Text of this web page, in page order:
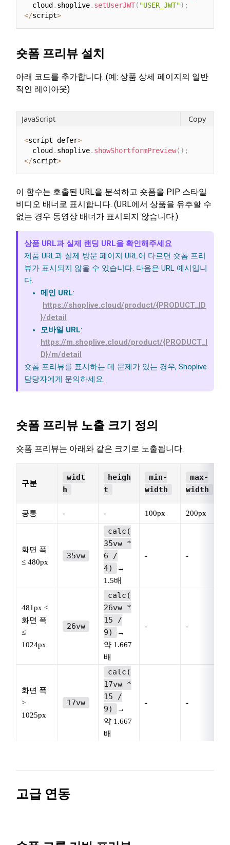
  cloud
. shoplive. setUserJWT( "USER_JWT") ;
</script>
숏폼 프리뷰 설치
아래 코드를 추가합니다. (예: 상품 상세 페이지의 일반
적인 레이아웃)
<script defer>
  cloud
. shoplive. showShortformPreview( ) ;
</script>
JavaScript Copy
이 함수는 호출된 URL을 분석하고 숏폼을 PIP 스타일
비디오 배너로 표시합니다. (URL에서 상품을 유추할 수
없는 경우 동영상 배너가 표시되지 않습니다.)
상품 URL과 실제 랜딩 URL을 확인해주세요
제품 URL과 실제 방문 페이지 URL이 다르면 숏폼 프리
뷰가 표시되지 않을 수 있습니다. 다음은 URL 예시입니
다.
메인 URL:
https://shoplive.cloud/product/{PRODUCT_ID
}/detail
모바일 URL:
https://m.shoplive.cloud/product/{PRODUCT_I
D}/m/detail
숏폼 프리뷰를 표시하는 데 문제가 있는 경우, Shoplive
담당자에게 문의하세요.
숏폼 프리뷰 노출 크기 정의
숏폼 프리뷰는 아래와 같은 크기로 노출됩니다.
구분
widt
h
heigh
t
min-
width
max-
width
공통 - - 100px 200px
화면 폭
≤ 480px
35vw
calc(
35vw *
6 /
4)
→
1.5배
- -
481px ≤
화면 폭
≤
1024px
26vw
calc(
26vw *
15 /
9)
→
약 1.667
배
- -
화면 폭
≥
1025px
17vw
calc(
17vw *
15 /
9)
→
약 1.667
배
- -
고급 연동